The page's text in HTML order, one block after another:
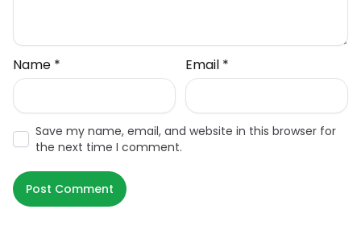
Name * Email *
Save my name, email, and website in this browser for
the next time I comment.